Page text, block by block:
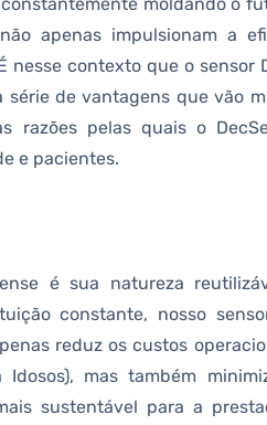
apenas impulsionam a
contexto que o sensor
de vantagens que vão
razões pelas quais o
e pacientes.
é sua natureza
constante, nosso
reduz os custos
mas também
sustentável para a